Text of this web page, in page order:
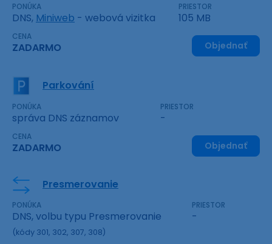
PONÚKA
DNS, Miniweb - webová vizitka
PRIESTOR
105 MB
CENA
ZADARMO Objednať
Parkování
PONÚKA
správa DNS záznamov
PRIESTOR
-
CENA
ZADARMO Objednať
Presmerovanie
PONÚKA
DNS, volbu typu Presmerovanie
(kódy 301, 302, 307, 308)
PRIESTOR
-